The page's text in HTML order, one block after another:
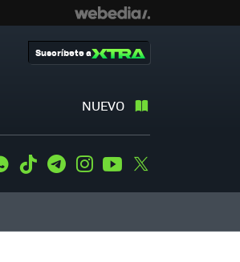
NUEVO
Suscríbete a
WhatsApp
Tiktok TelegramInstagramYoutube